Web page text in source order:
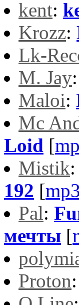
kent:
Krozz:
Lk-
M. Jay:
Maloi:
Mc
Loid [
Mistik:
192 [
Pal:
мечты [
Proton: